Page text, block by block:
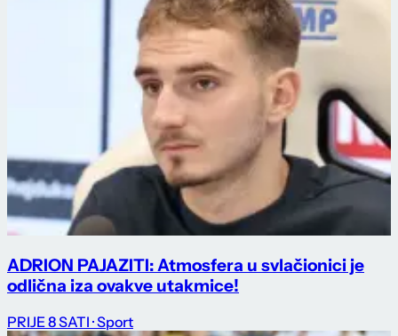
ADRION PAJAZITI: Atmosfera u svlačionici je
odlična iza ovakve utakmice!
PRIJE 8 SATI · Sport